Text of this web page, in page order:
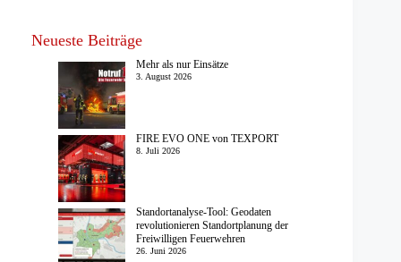
Neueste Beiträge
Mehr als nur Einsätze
3. August 2026
FIRE EVO ONE von TEXPORT
8. Juli 2026
Standortanalyse-Tool: Geodaten
revolutionieren Standortplanung der
Freiwilligen Feuerwehren
26. Juni 2026